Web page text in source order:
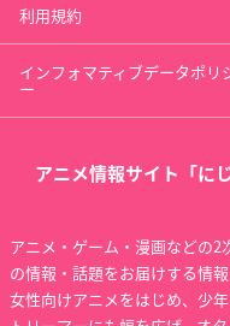
ティックプリンス
遊
利用規約
インフォマティブデータポリ
ー
アニメ情報サイト「に
アニメ・ゲーム・漫画などの
の情報・話題をお届けする情
女性向けアニメをはじめ、少